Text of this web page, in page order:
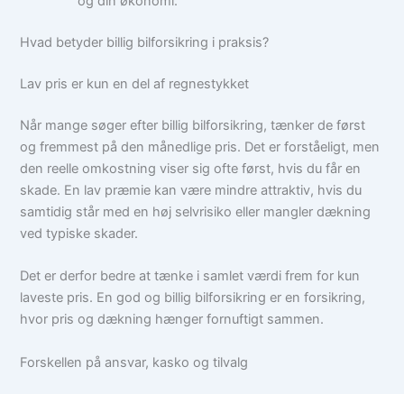
Hvad betyder billig bilforsikring i praksis?
Lav pris er kun en del af regnestykket
Når mange søger efter billig bilforsikring, tænker de først
og fremmest på den månedlige pris. Det er forståeligt, men
den reelle omkostning viser sig ofte først, hvis du får en
skade. En lav præmie kan være mindre attraktiv, hvis du
samtidig står med en høj selvrisiko eller mangler dækning
ved typiske skader.
Det er derfor bedre at tænke i samlet værdi frem for kun
laveste pris. En god og billig bilforsikring er en forsikring,
hvor pris og dækning hænger fornuftigt sammen.
Forskellen på ansvar, kasko og tilvalg